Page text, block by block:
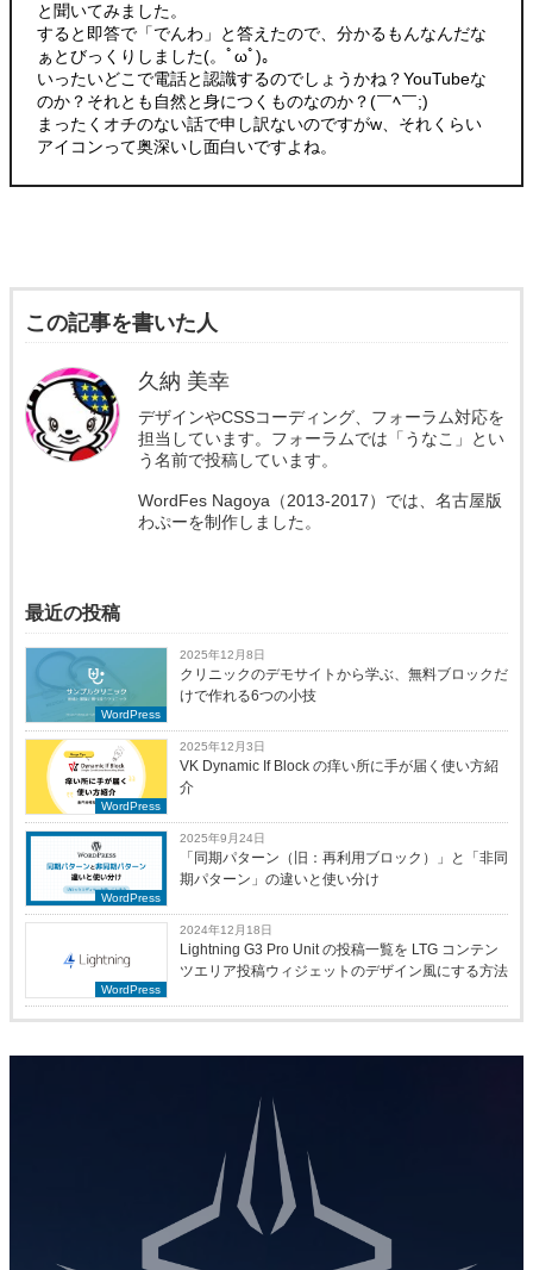
と聞いてみました。
すると即答で「でんわ」と答えたので、分かるもんなんだな
ぁとびっくりしました(。ﾟωﾟ)。
いったいどこで電話と認識するのでしょうかね？YouTubeな
のか？それとも自然と身につくものなのか？(￣ﾍ￣;)
まったくオチのない話で申し訳ないのですがw、それくらい
アイコンって奥深いし面白いですよね。
この記事を書いた人
久納 美幸
デザインやCSSコーディング、フォーラム対応を
担当しています。フォーラムでは「うなこ」とい
う名前で投稿しています。
WordFes Nagoya（2013-2017）では、名古屋版
わぷーを制作しました。
最近の投稿
WordPress
2025年12月8日
クリニックのデモサイトから学ぶ、無料ブロックだ
けで作れる6つの小技
WordPress
2025年12月3日
VK Dynamic If Block の痒い所に手が届く使い方紹
介
WordPress
2025年9月24日
「同期パターン（旧：再利用ブロック）」と「非同
期パターン」の違いと使い分け
WordPress
2024年12月18日
Lightning G3 Pro Unit の投稿一覧を LTG コンテン
ツエリア投稿ウィジェットのデザイン風にする方法